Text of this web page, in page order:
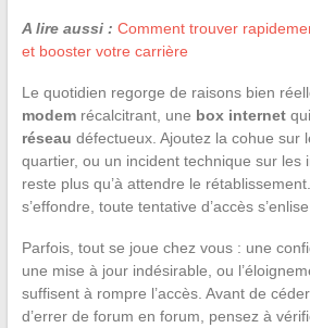
A lire aussi : Comment trouver
et booster votre carrière
Le quotidien regorge de raisons bien
modemrécalcitrant, une box internet
réseau défectueux. Ajoutez la cohue sur
quartier, ou un incident technique sur les
reste plus qu’à attendre le
s’effondre, toute tentative d’accès
Parfois, tout se joue chez vous : une
une mise à jour indésirable, ou
suffisent à rompre l’accès. Avant de
d’errer de forum en forum, pensez à